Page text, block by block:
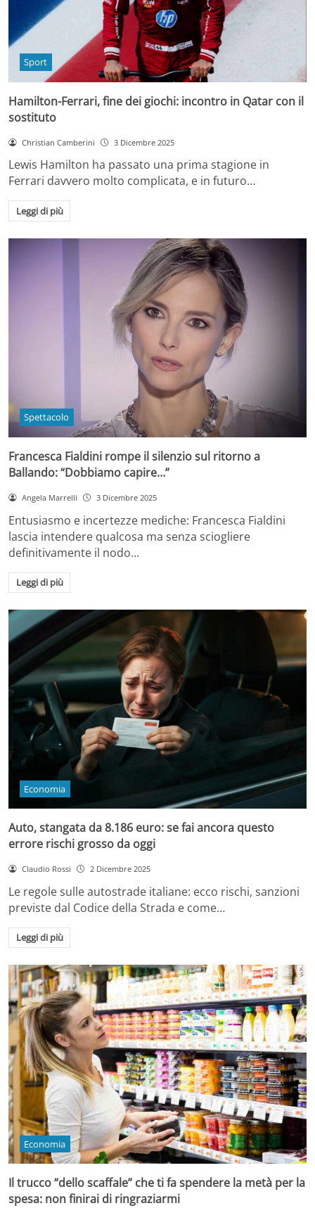
Sport
Hamilton-Ferrari, fine dei giochi: incontro in Qatar con il
sostituto
Christian Camberini 3 Dicembre 2025
Lewis Hamilton ha passato una prima stagione in
Ferrari davvero molto complicata, e in futuro…
Leggi di più
Spettacolo
Francesca Fialdini rompe il silenzio sul ritorno a
Ballando: “Dobbiamo capire…”
Angela Marrelli 3 Dicembre 2025
Entusiasmo e incertezze mediche: Francesca Fialdini
lascia intendere qualcosa ma senza sciogliere
definitivamente il nodo…
Leggi di più
Economia
Auto, stangata da 8.186 euro: se fai ancora questo
errore rischi grosso da oggi
Claudio Rossi 2 Dicembre 2025
Le regole sulle autostrade italiane: ecco rischi, sanzioni
previste dal Codice della Strada e come…
Leggi di più
Economia
Il trucco “dello scaffale” che ti fa spendere la metà per la
spesa: non finirai di ringraziarmi